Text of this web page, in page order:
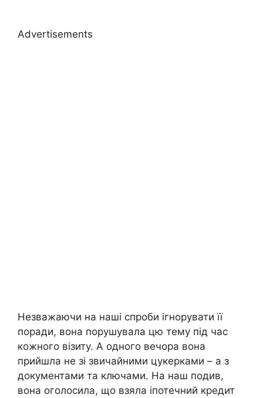
Advertisements
Незважаючи на наші спроби ігнорувати її
поради, вона порушувала цю тему під час
кожного візиту. А одного вечора вона
прийшла не зі звичайними цукерками – а з
документами та ключами. На наш подив,
вона оголосила, що взяла іпотечний кредит